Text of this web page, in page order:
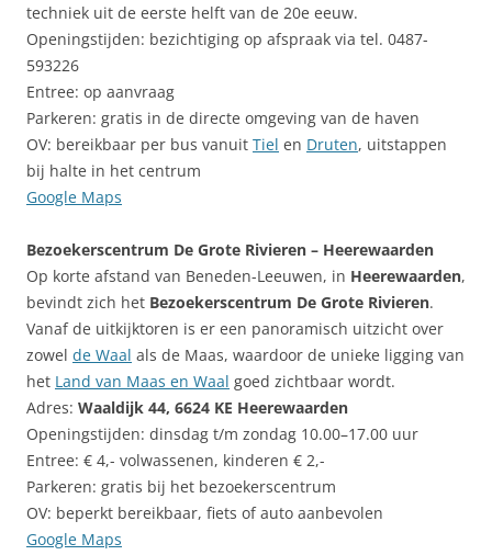
techniek uit de eerste helft van de 20e eeuw.
Openingstijden: bezichtiging op afspraak via tel. 0487-
593226
Entree: op aanvraag
Parkeren: gratis in de directe omgeving van de haven
OV: bereikbaar per bus vanuit Tiel en Druten, uitstappen
bij halte in het centrum
Google Maps
Bezoekerscentrum De Grote Rivieren – Heerewaarden
Op korte afstand van Beneden-Leeuwen, in Heerewaarden,
bevindt zich het Bezoekerscentrum De Grote Rivieren.
Vanaf de uitkijktoren is er een panoramisch uitzicht over
zowel de Waal als de Maas, waardoor de unieke ligging van
het Land van Maas en Waal goed zichtbaar wordt.
Adres: Waaldijk 44, 6624 KE Heerewaarden
Openingstijden: dinsdag t/m zondag 10.00–17.00 uur
Entree: € 4,- volwassenen, kinderen € 2,-
Parkeren: gratis bij het bezoekerscentrum
OV: beperkt bereikbaar, fiets of auto aanbevolen
Google Maps